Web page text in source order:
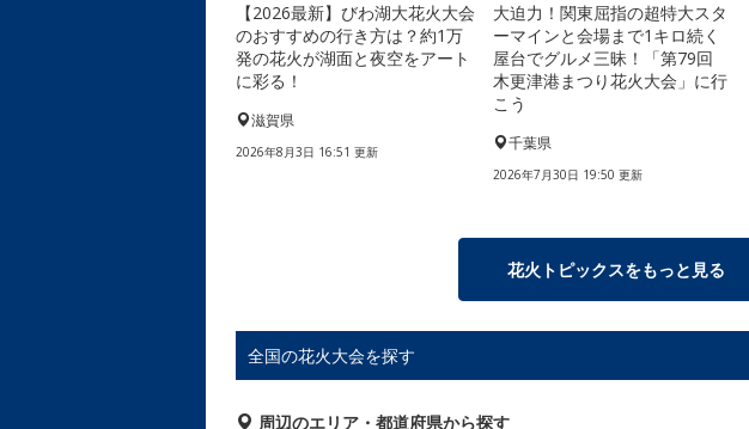
【2026最新】びわ湖大花火大会
のおすすめの行き方は？約1万
発の花火が湖面と夜空をアート
に彩る！
滋賀県
2026年8月3日 16:51 更新
大迫力！関東屈指の超特大スタ
ーマインと会場まで1キロ続く
屋台でグルメ三昧！「第79回
木更津港まつり花火大会」に行
こう
千葉県
2026年7月30日 19:50 更新
花火トピックスをもっと見る
全国の花火大会を探す
周辺のエリア・都道府県から探す